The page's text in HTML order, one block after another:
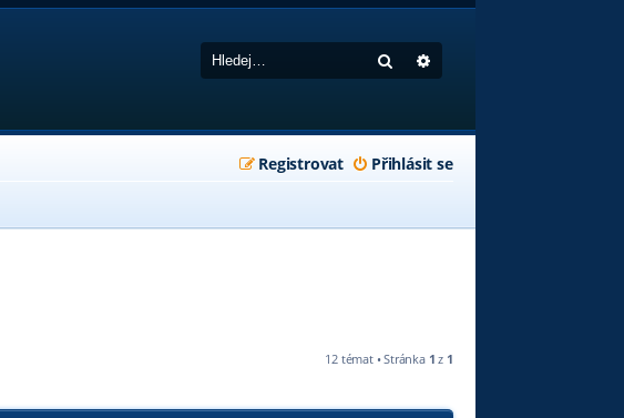
Hledat
Přihlásit se
Registrovat
12 témat • Stránka 1 z 1